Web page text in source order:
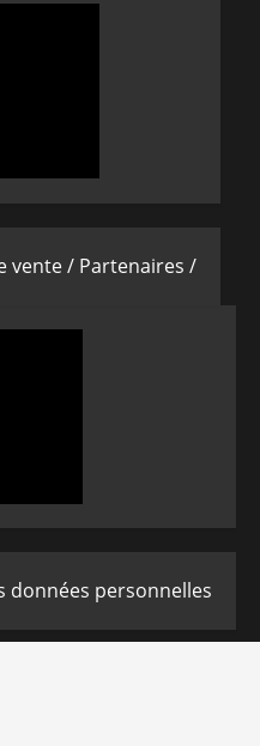
vente / Partenaires /
données personnelles